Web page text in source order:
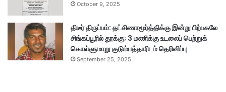
October 9, 2025
திடீர் திருப்பம்: தட்சிணாமூர்த்திக்கு இன்று பிற்பகலே
சிங்கப்பூரில் தூக்கு; 3 மணிக்கு உடலைப் பெற்றுக்
கொள்ளுமாறு குடும்பத்தாரிடம் தெரிவிப்பு
September 25, 2025